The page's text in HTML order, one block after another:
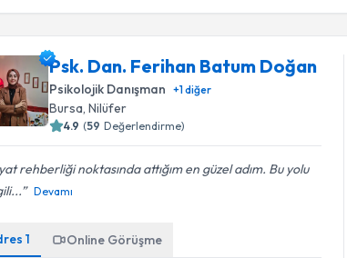
Psk. Dan. Ferihan Batum Doğan
Psikolojik Danışman +1diğer
Bursa , Nilüfer
4.9 (59 Değerlendirme)
rehberliği noktasında attığım en güzel adım. Bu yolu
Devamı
1 Online Görüşme